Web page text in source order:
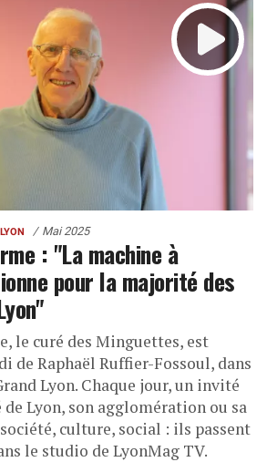
Mai 2025
: "La machine à
pour la majorité des
le curé des Minguettes, est
de Raphaël Ruffier-Fossoul, dans
Lyon. Chaque jour, un invité
Lyon, son agglomération ou sa
culture, social : ils passent
le studio de LyonMag TV.